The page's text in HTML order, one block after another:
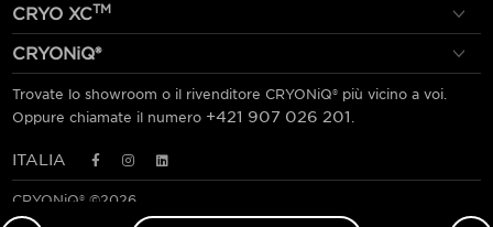
CRYO XCTM
CRYONiQ®
Trovate lo showroom o il rivenditore CRYONiQ® più vicino a voi.
Oppure chiamate il numero +421 907 026 201
ITALIA
CRYONiQ® ©2026